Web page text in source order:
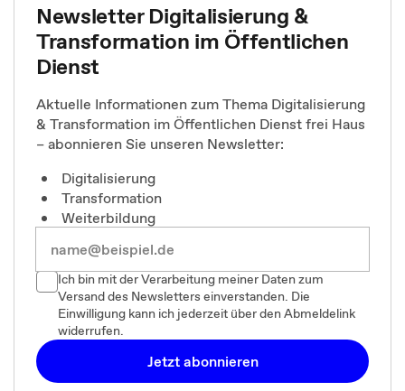
Newsletter Digitalisierung &
Transformation im Öffentlichen
Dienst
Aktuelle Informationen zum Thema Digitalisierung
& Transformation im Öffentlichen Dienst frei Haus
– abonnieren Sie unseren Newsletter:
Digitalisierung
Transformation
Weiterbildung
Ich bin mit der Verarbeitung meiner Daten zum
Versand des Newsletters einverstanden. Die
Einwilligung kann ich jederzeit über den Abmeldelink
widerrufen.
Jetzt abonnieren